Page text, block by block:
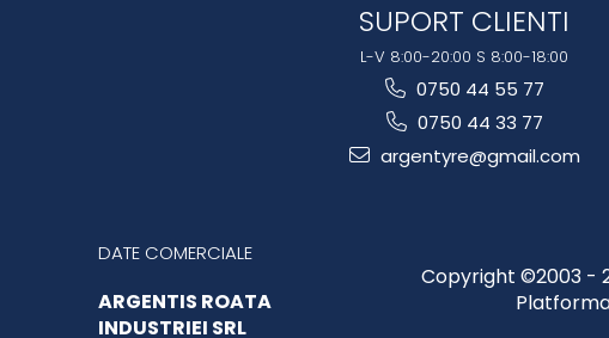
SUPORT CLIENTI
L-V 8:00-20:00 S 8:00-18:00
0750 44 55 77
0750 44 33 77
argentyre@gmail.com
DATE COMERCIALE
ARGENTIS ROATA
INDUSTRIEI SRL
Copyright ©2003 -